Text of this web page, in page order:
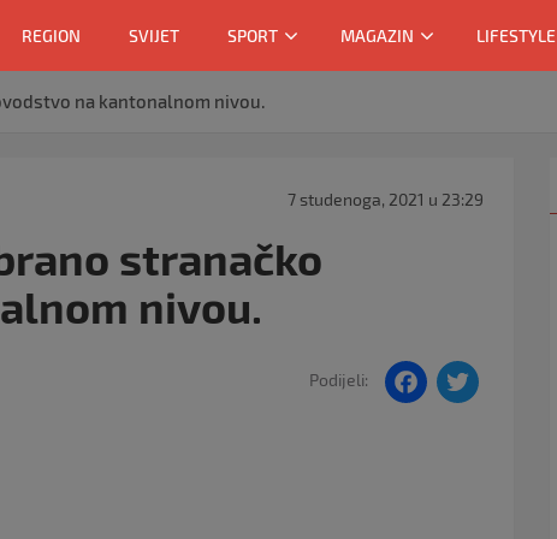
REGION SVIJET SPORT MAGAZIN LIFESTYLE
na kantonalnom nivou.
7 studenoga, 2021 u 23:29
stranačko
nivou.
Podijeli:
F